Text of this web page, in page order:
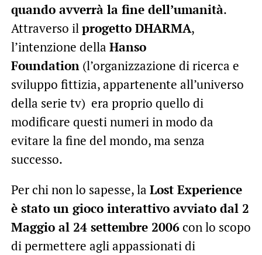
quando avverrà la fine dell’umanità.
Attraverso ilprogetto DHARMA,
l’intenzione della Hanso
Foundation(l’organizzazione di ricerca e
sviluppo fittizia, appartenente all’universo
della serie tv) era proprio quello di
modificare questi numeri in modo da
evitare la fine del mondo, ma senza
successo.
Per chi non lo sapesse, la Lost Experience
è stato un gioco interattivo avviato dal 2
Maggio al 24 settembre 2006con lo scopo
di permettere agli appassionati di